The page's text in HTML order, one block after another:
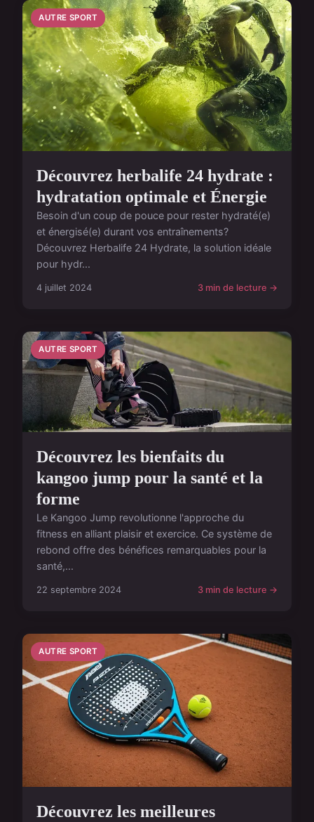
AUTRE SPORT
Découvrez herbalife 24 hydrate :
hydratation optimale et Énergie
Besoin d'un coup de pouce pour rester hydraté(e)
et énergisé(e) durant vos entraînements?
Découvrez Herbalife 24 Hydrate, la solution idéale
pour hydr...
4 juillet 2024 3 min de lecture →
AUTRE SPORT
Découvrez les bienfaits du
kangoo jump pour la santé et la
forme
Le Kangoo Jump revolutionne l'approche du
fitness en alliant plaisir et exercice. Ce système de
rebond offre des bénéfices remarquables pour la
santé,...
22 septembre 2024 3 min de lecture →
AUTRE SPORT
Découvrez les meilleures